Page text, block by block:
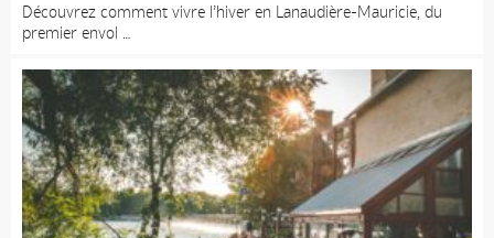
Découvrez comment vivre l’hiver en Lanaudière-Mauricie, du
premier envol